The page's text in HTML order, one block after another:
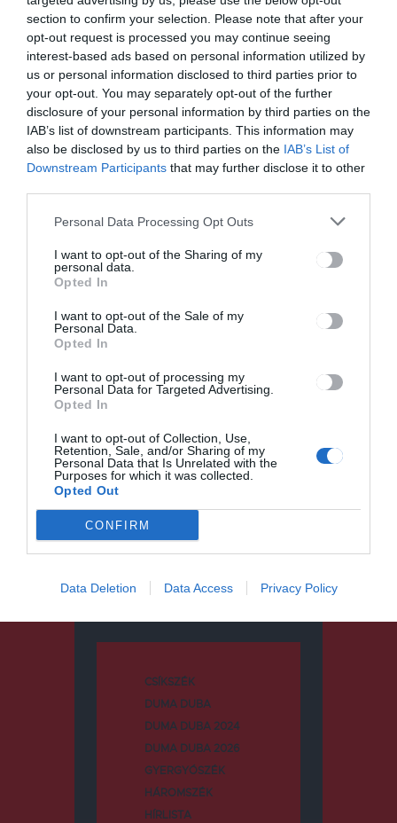
section to confirm your selection. Please note that after your
opt-out request is processed you may continue seeing
interest-based ads based on personal information utilized by
us or personal information disclosed to third parties prior to
your opt-out. You may separately opt-out of the further
disclosure of your personal information by third parties on the
IAB’s list of downstream participants. This information may
also be disclosed by us to third parties on the IAB’s List of
Downstream Participants that may further disclose it to other
Personal Data Processing Opt Outs
I want to opt-out of the Sharing of my
personal data.
Opted In
I want to opt-out of the Sale of my
Personal Data.
Opted In
I want to opt-out of processing my
Personal Data for Targeted Advertising.
Opted In
I want to opt-out of Collection, Use,
Retention, Sale, and/or Sharing of my
Personal Data that Is Unrelated with the
Purposes for which it was collected.
Opted Out
CONFIRM
Data Deletion Data Access Privacy Policy
HÍRLISTA
Hetek óta jó a helyzet
koronavírus fronton a
megyében
Dalóka koncert a
Keresés
Keresés:
CSÍKSZÉK
DUMA DUBA
DUMA DUBA 2024
DUMA DUBA 2026
GYERGYÓSZÉK
HÁROMSZÉK
HÍRLISTA